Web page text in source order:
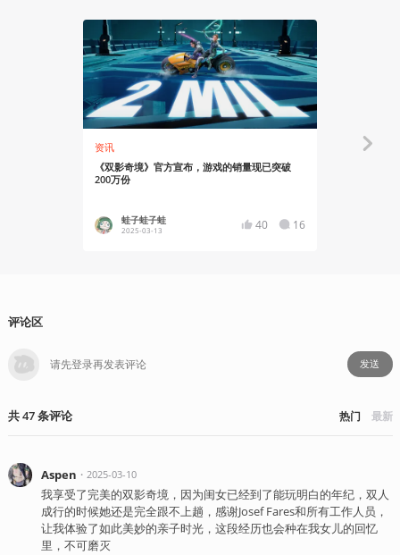
资讯
《双影奇境》官方宣布，游戏的销量现已突破
200万份
蛙子蛙子蛙
2025-03-13 40 16
评论区
发送
共47条评论 热门 最新
Aspen ・ 2025-03-10
我享受了完美的双影奇境，因为闺女已经到了能玩明白的年纪，双人
成行的时候她还是完全跟不上趟，感谢Josef Fares和所有工作人员，
让我体验了如此美妙的亲子时光，这段经历也会种在我女儿的回忆
里，不可磨灭